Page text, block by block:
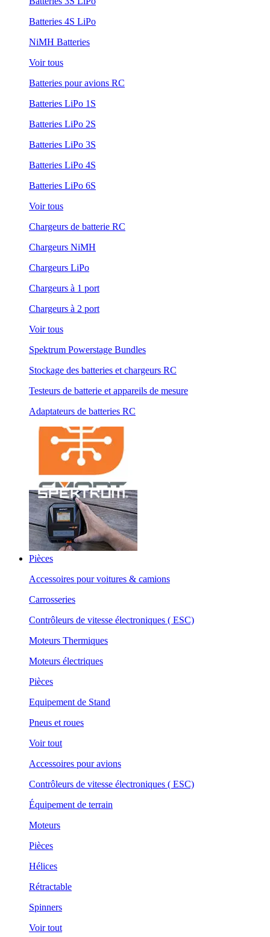
Batteries 4S LiPo
NiMH Batteries
Voir tous
Batteries pour avions RC
Batteries LiPo 1S
Batteries LiPo 2S
Batteries LiPo 3S
Batteries LiPo 4S
Batteries LiPo 6S
Voir tous
Chargeurs de batterie RC
Chargeurs NiMH
Chargeurs LiPo
Chargeurs à 1 port
Chargeurs à 2 port
Voir tous
Spektrum Powerstage Bundles
Stockage des batteries et chargeurs RC
Testeurs de batterie et appareils de mesure
Adaptateurs de batteries RC
Pièces
Accessoires pour voitures & camions
Carrosseries
Contrôleurs de vitesse électroniques ( ESC)
Moteurs Thermiques
Moteurs électriques
Pièces
Equipement de Stand
Pneus et roues
Voir tout
Accessoires pour avions
Contrôleurs de vitesse électroniques ( ESC)
Équipement de terrain
Moteurs
Pièces
Hélices
Rétractable
Spinners
Voir tout